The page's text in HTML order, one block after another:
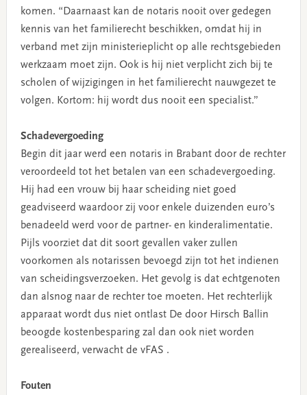
komen. “Daarnaast kan de notaris nooit over gedegen
kennis van het familierecht beschikken, omdat hij in
verband met zijn ministerieplicht op alle rechtsgebieden
werkzaam moet zijn. Ook is hij niet verplicht zich bij te
scholen of wijzigingen in het familierecht nauwgezet te
volgen. Kortom: hij wordt dus nooit een specialist.”
Schadevergoeding
Begin dit jaar werd een notaris in Brabant door de rechter
veroordeeld tot het betalen van een schadevergoeding.
Hij had een vrouw bij haar scheiding niet goed
geadviseerd waardoor zij voor enkele duizenden euro’s
benadeeld werd voor de partner- en kinderalimentatie.
Pijls voorziet dat dit soort gevallen vaker zullen
voorkomen als notarissen bevoegd zijn tot het indienen
van scheidingsverzoeken. Het gevolg is dat echtgenoten
dan alsnog naar de rechter toe moeten. Het rechterlijk
apparaat wordt dus niet ontlast De door Hirsch Ballin
beoogde kostenbesparing zal dan ook niet worden
gerealiseerd, verwacht de vFAS .
Fouten